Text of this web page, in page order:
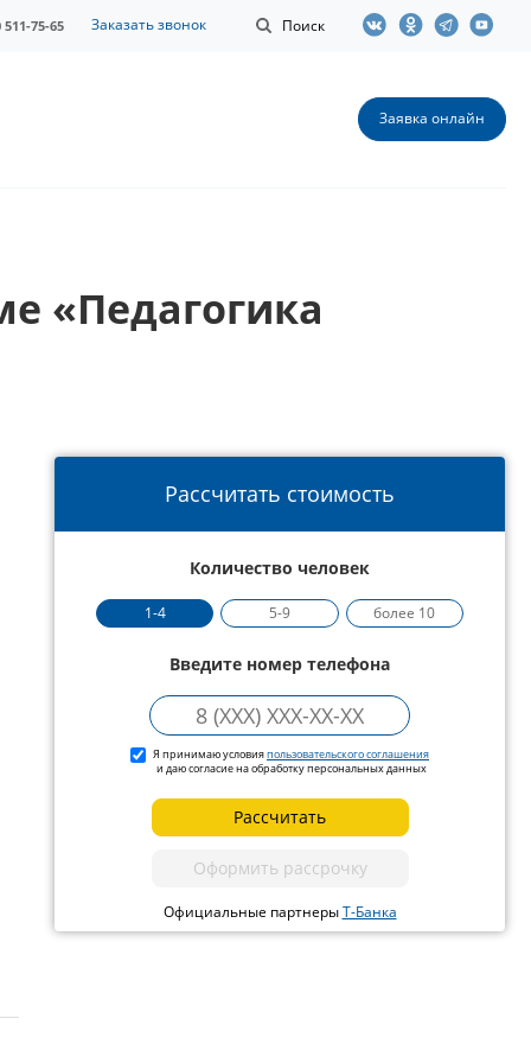
Поиск
511-75-65 Заказать звонок
Заявка онлайн
«Педагогика
Рассчитать стоимость
Количество человек
1-4 5-9 более 10
Введите номер телефона
Я принимаю условияпользовательского соглашения
и даю согласие на обработку персональных данных
Рассчитать
Оформить рассрочку
Официальные партнерыТ-Банка